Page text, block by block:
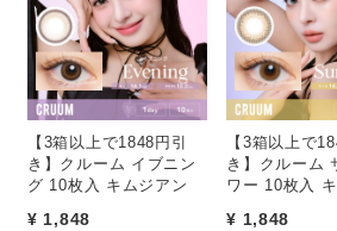
【3箱以上で1848円引
き】クルーム イブニン
グ 10枚入 キムジアン
¥ 1,848
【3箱以上で
き】クルーム
ワー 10枚入
¥ 1,848